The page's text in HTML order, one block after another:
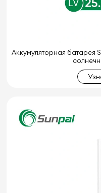
Аккумуляторная батарея